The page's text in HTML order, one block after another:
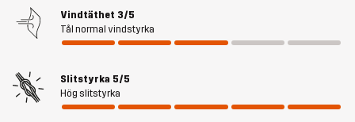
Modellen är 182 cm väger 85 kg och har storlek L.
Passform
Material 1 65% Polyester, 35% Bomull
Vindtäthet 3/5
Tål normal vindstyrka
Slitstyrka 5/5
Hög slitstyrka